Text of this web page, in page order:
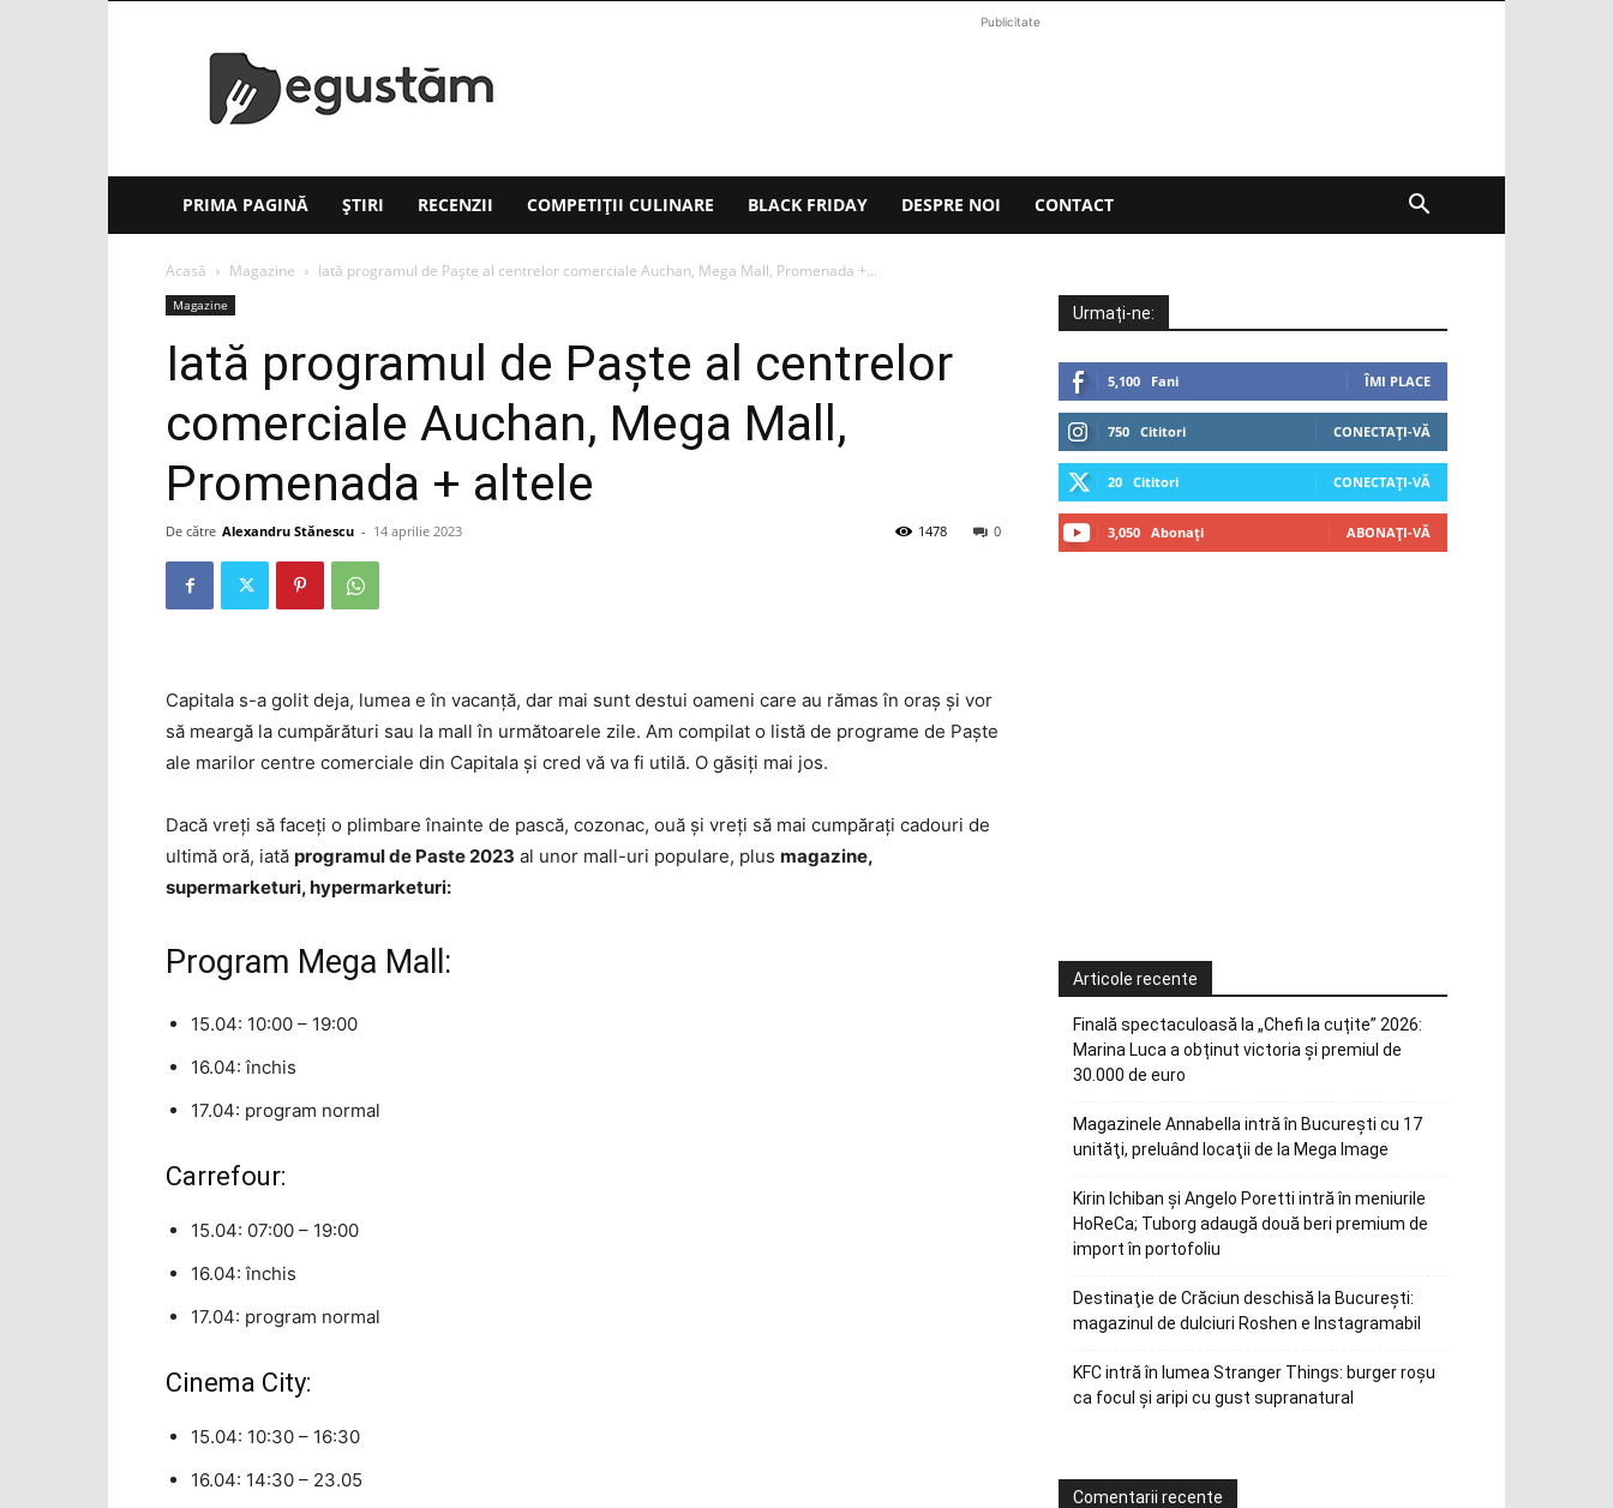
Degustăm(.ro)
Publicitate
PRIMA PAGINĂ ȘTIRI RECENZII COMPETIȚII CULINARE BLACK FRIDAY DESPRE NOI CONTACT
Acasă Magazine Iată programul de Paşte al centrelor comerciale Auchan, Mega Mall, Promenada +...
Magazine
Iată programul de Paşte al centrelor
comerciale Auchan, Mega Mall,
Promenada + altele
De către Alexandru Stănescu - 14 aprilie 2023 0
1478
Capitala s-a golit deja, lumea e în vacanţă, dar mai sunt destui oameni care au rămas în oraş şi vor
să meargă la cumpărături sau la mall în următoarele zile. Am compilat o listă de programe de Paşte
ale marilor centre comerciale din Capitala şi cred vă va fi utilă. O găsiţi mai jos.
Dacă vreţi să faceţi o plimbare înainte de pască, cozonac, ouă şi vreţi să mai cumpăraţi cadouri de
ultimă oră, iată programul de Paste 2023 al unor mall-uri populare, plus magazine,
supermarketuri, hypermarketuri:
Program Mega Mall:
15.04: 10:00 – 19:00
16.04: închis
17.04: program normal
Carrefour:
15.04: 07:00 – 19:00
16.04: închis
17.04: program normal
Cinema City:
15.04: 10:30 – 16:30
16.04: 14:30 – 23.05
Urmați-ne:
5,100 Fani ÎMI PLACE
750 Cititori CONECTAȚI-VĂ
20 Cititori CONECTAȚI-VĂ
3,050 Abonați ABONAȚI-VĂ
Articole recente
Finală spectaculoasă la „Chefi la cuțite” 2026:
Marina Luca a obținut victoria și premiul de
30.000 de euro
Magazinele Annabella intră în Bucureşti cu 17
unităţi, preluând locaţii de la Mega Image
Kirin Ichiban și Angelo Poretti intră în meniurile
HoReCa; Tuborg adaugă două beri premium de
import în portofoliu
Destinaţie de Crăciun deschisă la Bucureşti:
magazinul de dulciuri Roshen e Instagramabil
KFC intră în lumea Stranger Things: burger roșu
ca focul și aripi cu gust supranatural
Comentarii recente